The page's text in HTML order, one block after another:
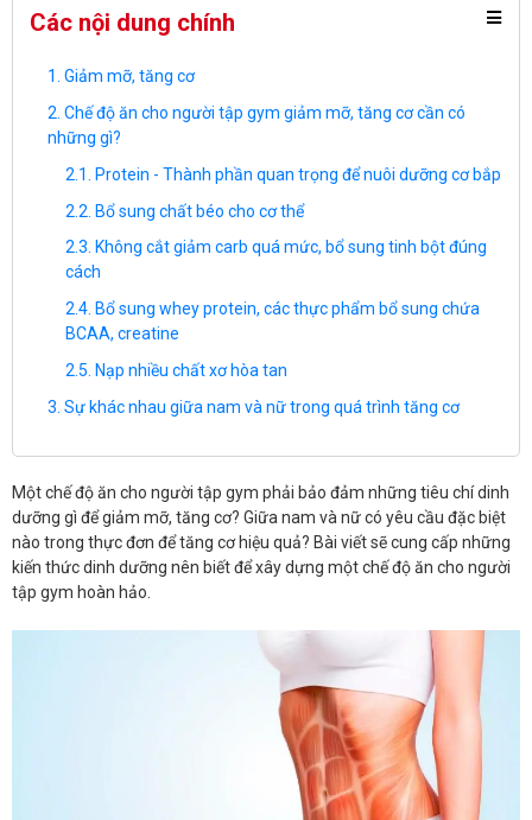
Các nội dung chính
Giảm mỡ, tăng cơ
Chế độ ăn cho người tập gym giảm mỡ, tăng cơ cần có
những gì?
Protein - Thành phần quan trọng để nuôi dưỡng cơ bắp
Bổ sung chất béo cho cơ thể
Không cắt giảm carb quá mức, bổ sung tinh bột đúng
cách
Bổ sung whey protein, các thực phẩm bổ sung chứa
BCAA, creatine
Nạp nhiều chất xơ hòa tan
Sự khác nhau giữa nam và nữ trong quá trình tăng cơ
Một chế độ ăn cho người tập gym phải bảo đảm những tiêu chí dinh
dưỡng gì để giảm mỡ, tăng cơ? Giữa nam và nữ có yêu cầu đặc biệt
nào trong thực đơn để tăng cơ hiệu quả? Bài viết sẽ cung cấp những
kiến thức dinh dưỡng nên biết để xây dựng một chế độ ăn cho người
tập gym hoàn hảo.